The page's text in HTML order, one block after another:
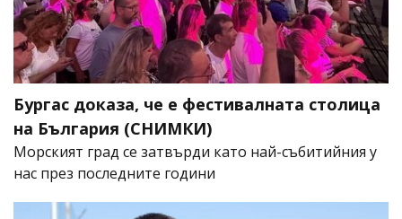
Бургас доказа, че е фестивалната столица
на България (СНИМКИ)
Морският град се затвърди като най-събитийния у
нас през последните години